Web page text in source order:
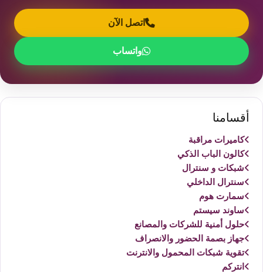
اتصل الآن
واتساب
أقسامنا
كاميرات مراقبة
كالون الباب الذكي
شبكات و سنترال
سنترال الداخلي
سمارت هوم
ساوند سيستم
حلول أمنية للشركات والمصانع
جهاز بصمة الحضور والانصراف
تقوية شبكات المحمول والانترنت
انتركم